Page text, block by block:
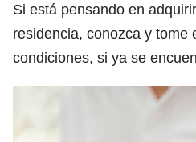
Si está pensando en
residencia, conozca y tome
condiciones, si ya se